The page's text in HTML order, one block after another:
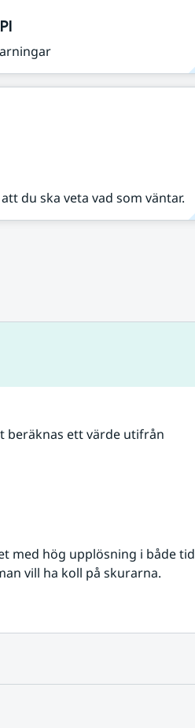
du ska veta vad som väntar.
beräknas ett värde utifrån
med hög upplösning i både tid
vill ha koll på skurarna.